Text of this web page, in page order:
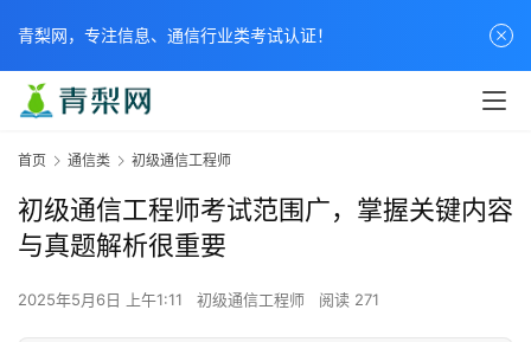
首页 通信类 初级通信工程师
初级通信工程师考试范围广，掌握关键内容
与真题解析很重要
2025年5月6日 上午1:11 初级通信工程师 阅读 271
青梨网，专注信息、通信行业类考试认证！